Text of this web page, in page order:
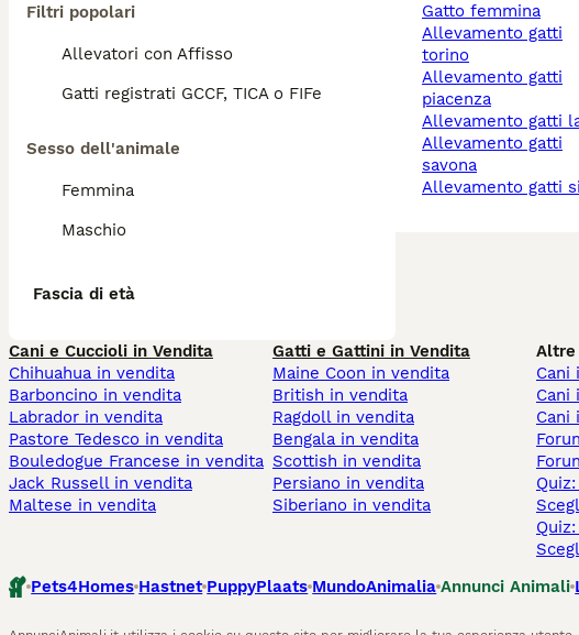
Filtri popolari
Allevatori con Affisso
Gatti registrati GCCF, TICA o FIFe
Sesso dell'animale
Femmina
Maschio
Fascia di età
gatto femmina
allevamento gatti
torino
allevamento gatti
piacenza
allevamento gatti
allevamento gatti
savona
allevamento gatti
Cani e Cuccioli in Vendita
Chihuahua in vendita
Barboncino in vendita
Labrador in vendita
Pastore Tedesco in vendita
Bouledogue Francese in vendita
Jack Russell in vendita
Maltese in vendita
Gatti e Gattini in Vendita
Maine Coon in vendita
British in vendita
Ragdoll in vendita
Bengala in vendita
Scottish in vendita
Persiano in vendita
Siberiano in vendita
Altre
Cani
Cani
Cani
Pets4Homes Hastnet PuppyPlaats MundoAnimalia Annunci Animali